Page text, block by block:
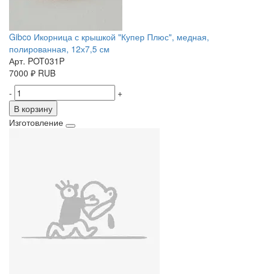
Gibco Икорница с крышкой "Купер Плюс", медная,
полированная, 12х7,5 см
Арт. POT031P
7000 ₽ RUB
-
+
В корзину
Изготовление